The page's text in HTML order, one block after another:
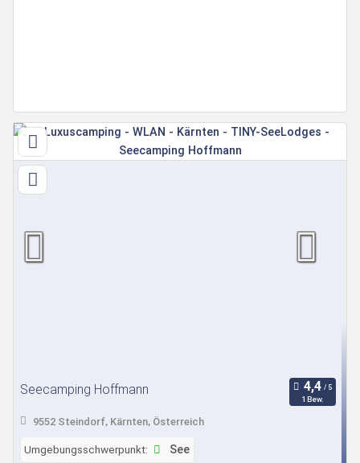
Seecamping Hoffmann
1 Bew.
9552 Steindorf, Kärnten, Österreich
Umgebungsschwerpunkt: See